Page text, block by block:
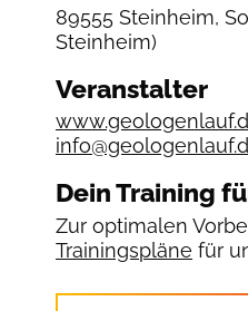
89555 Steinheim,
Steinheim)
Veranstalter
Dein Training
Zur optimalen
Trainingspläne für